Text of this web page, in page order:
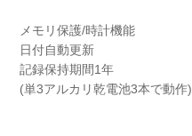
メモリ保護/時計機能
日付自動更新
記録保持期間1年
(単3アルカリ乾電池3本で動作)